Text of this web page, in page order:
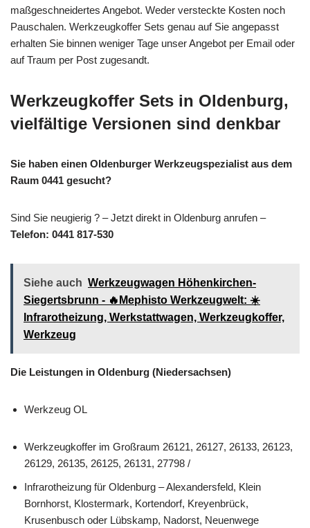
maßgeschneidertes Angebot. Weder versteckte Kosten noch
Pauschalen. Werkzeugkoffer Sets genau auf Sie angepasst
erhalten Sie binnen weniger Tage unser Angebot per Email oder
auf Traum per Post zugesandt.
Werkzeugkoffer Sets in Oldenburg,
vielfältige Versionen sind denkbar
Sie haben einen Oldenburger Werkzeugspezialist aus dem
Raum 0441 gesucht?
Sind Sie neugierig ? – Jetzt direkt in Oldenburg anrufen –
Telefon: 0441 817-530
Siehe auch Werkzeugwagen Höhenkirchen-
Siegertsbrunn - 🔥Mephisto Werkzeugwelt: ☀️
Infrarotheizung, Werkstattwagen, Werkzeugkoffer,
Werkzeug
Die Leistungen in Oldenburg (Niedersachsen)
Werkzeug OL
Werkzeugkoffer im Großraum 26121, 26127, 26133, 26123,
26129, 26135, 26125, 26131, 27798 /
Infrarotheizung für Oldenburg – Alexandersfeld, Klein
Bornhorst, Klostermark, Kortendorf, Kreyenbrück,
Krusenbusch oder Lübskamp, Nadorst, Neuenwege